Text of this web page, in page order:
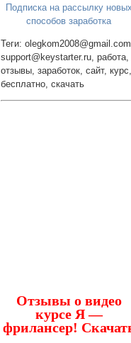
Подписка на рассылку
способов заработка
Теги:
support@keystarter.ru, работа,
отзывы, заработок, сайт,
бесплатно, скачать
Отзывы о видео
курсе Я —
фрилансер!